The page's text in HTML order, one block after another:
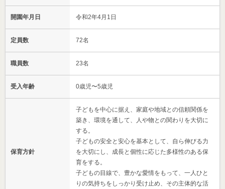
開園年月日 令和2年4月1日
定員数 72名
職員数 23名
受入年齢 0歳児〜5歳児
保育方針
子どもを中心に据え、家庭や地域との信頼関係を
築き、環境を通して、人や物との関わりを大切に
する。
子どもの安全と安心を基本として、自ら伸びる力
を大切にし、成長と個性に応じた多様性のある保
育をする。
子どもの目線で、豊かな愛情をもって、一人ひと
りの気持ちをしっかり受け止め、その主体的な活